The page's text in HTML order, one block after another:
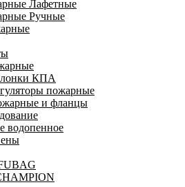
Лафетные
Ручные
КПА
пожарные
и фланцы
водопенное